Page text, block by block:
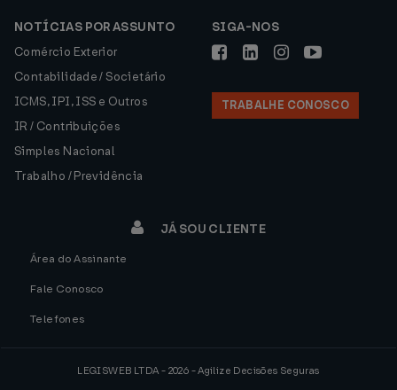
NOTÍCIAS POR ASSUNTO
Comércio Exterior
Contabilidade / Societário
ICMS, IPI, ISS e Outros
IR / Contribuições
Simples Nacional
Trabalho / Previdência
SIGA-NOS
TRABALHE CONOSCO
JÁ SOU CLIENTE
Área do Assinante
Fale Conosco
Telefones
LEGISWEB LTDA - 2026 - Agilize Decisões Seguras